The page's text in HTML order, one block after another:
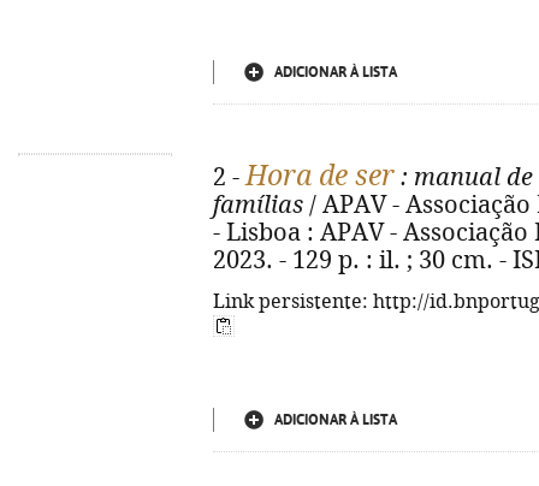
ADICIONAR À LISTA
2 -Hora de ser : manual
famílias / APAV -
- Lisboa : APAV -
2023. - 129 p. : il. ; 30 cm. -
Link persistente: http://
ADICIONAR À LISTA